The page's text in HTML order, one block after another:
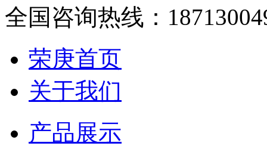
全国咨询热线：
荣庚首页
关于我们
产品展示